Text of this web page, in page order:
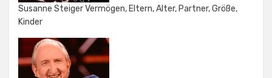
Susanne Steiger Vermögen, Eltern, Alter, Partner, Größe,
Kinder